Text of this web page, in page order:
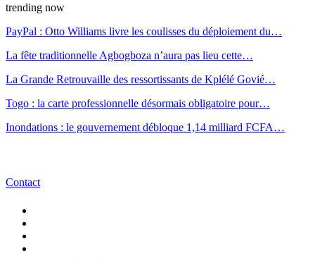
trending now
PayPal : Otto Williams livre les coulisses du déploiement du…
La fête traditionnelle Agbogboza n’aura pas lieu cette…
La Grande Retrouvaille des ressortissants de Kplélé Govié…
Togo : la carte professionnelle désormais obligatoire pour…
Inondations : le gouvernement débloque 1,14 milliard FCFA…
Contact